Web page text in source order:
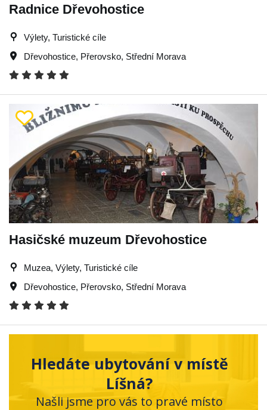
Radnice Dřevohostice
Výlety, Turistické cíle
Dřevohostice, Přerovsko, Střední Morava
Hasičské muzeum Dřevohostice
Muzea, Výlety, Turistické cíle
Dřevohostice, Přerovsko, Střední Morava
Hledáte ubytování v místě
Líšná?
Našli jsme pro vás to pravé místo